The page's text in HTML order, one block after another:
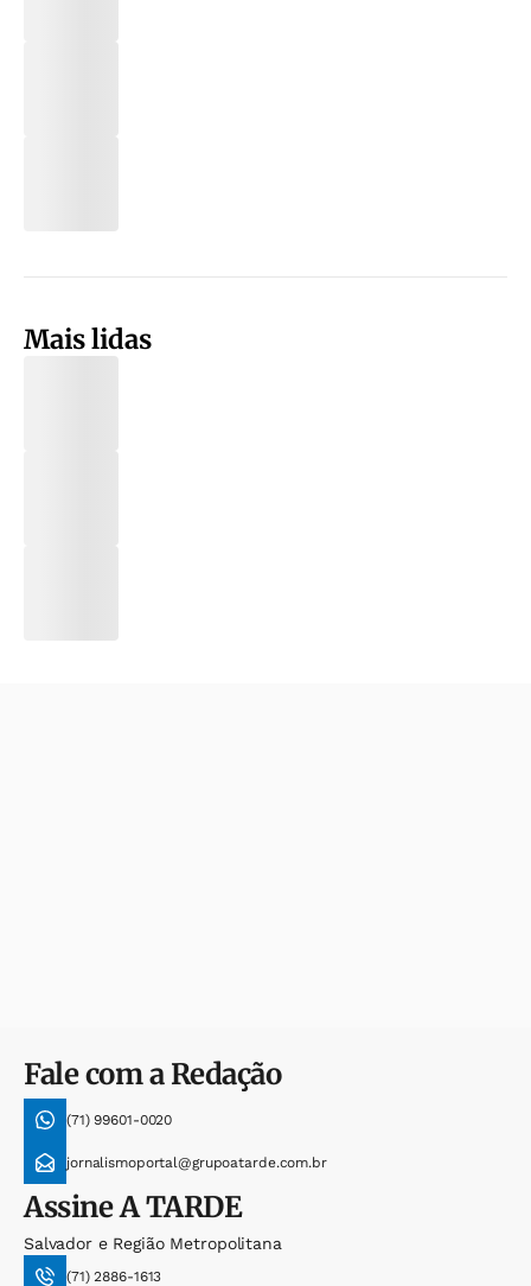
Mais lidas
Fale com a Redação
(71) 99601-0020
jornalismoportal@grupoatarde.com.br
AssineA TARDE
Salvador e Região Metropolitana
(71) 2886-1613